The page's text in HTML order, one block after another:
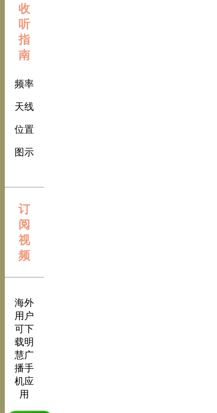
收
听
指
南
频率
天线
位置
图示
订
阅
视
频
海外
用户
可下
载明
慧广
播手
机应
用